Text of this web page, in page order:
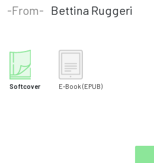
-From- Bettina Ruggeri
Softcover E-Book (EPUB)